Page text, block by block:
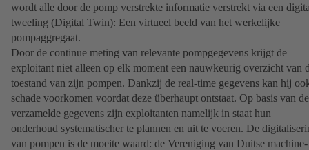
wordt alle door de pomp verstrekte informatie verstrekt via een
tweeling (Digital Twin): Een virtueel beeld van het werkelijke
pompaggregaat.
Door de continue meting van relevante pompgegevens krijgt de
exploitant niet alleen op elk moment een nauwkeurig overzicht van
toestand van zijn pompen. Dankzij de real-time gegevens kan hij
schade voorkomen voordat deze überhaupt ontstaat. Op basis van de
verzamelde gegevens zijn exploitanten namelijk in staat hun
onderhoud systematischer te plannen en uit te voeren. De
van pompen is de moeite waard: de Vereniging van Duitse machine-